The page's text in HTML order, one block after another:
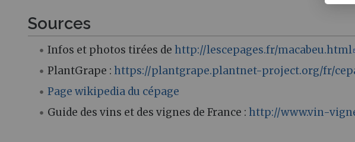
Sources
Infos et photos tirées dehttp://lescepages.fr/macabeu.html
PlantGrape :https://plantgrape.plantnet-project.org/fr/
Page wikipedia du cépage
Guide des vins et des vignes de France :http://www.vin-